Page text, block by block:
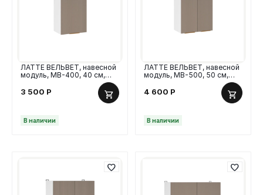
ЛАТТЕ ВЕЛЬВЕТ, навесной
модуль, МВ-400, 40 см,
3 500 Р
В наличии
ЛАТТЕ ВЕЛЬВЕТ, навесной
модуль, МВ-500, 50 см,
4 600 Р
В наличии